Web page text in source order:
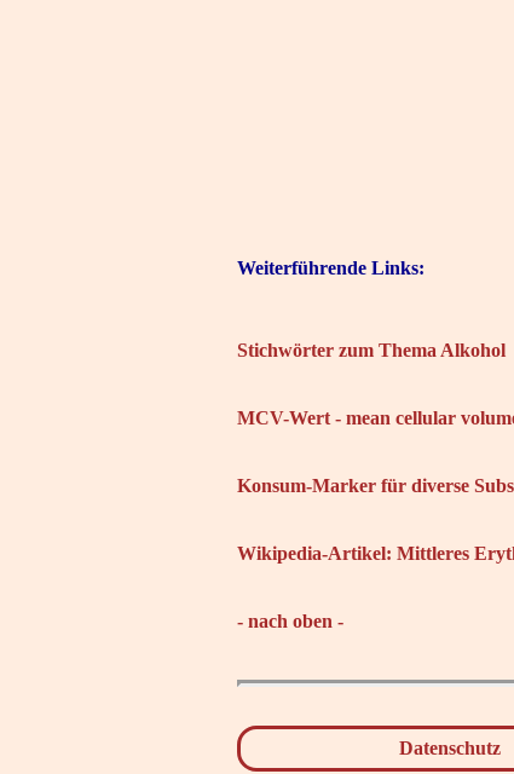
Weiterführende Links:
Stichwörter zum Thema Alkohol
MCV-Wert - mean cellular
Konsum-Marker für diverse
Wikipedia-Artikel: Mittleres
- nach oben -
Datenschutz